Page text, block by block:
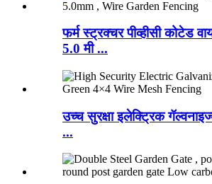
फर्म स्ट्रक्चर पीव्हीसी कोटेड
5.0 मी ...
उच्च सुरक्षा इलेक्ट्रिक
...